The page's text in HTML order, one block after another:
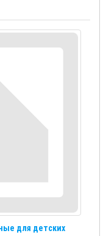
для детских